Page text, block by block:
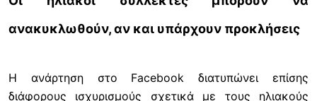
ανακυκλωθούν, αν και υπάρχουν προκλήσεις
Η ανάρτηση στο Facebook διατυπώνει επίσης
διάφορους ισχυρισμούς σχετικά με τους ηλιακούς